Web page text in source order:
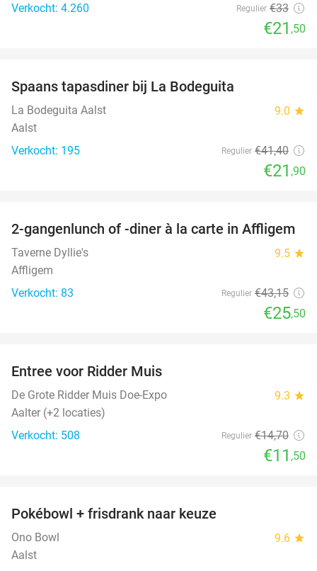
Verkocht: 4.260
Regulier €33
€21 ,50
Spaans tapasdiner bij La Bodeguita
La Bodeguita Aalst 9.0 star
Aalst
Verkocht: 195
Regulier €41,40
€21 ,90
41%
2-gangenlunch of -diner à la carte in Affligem
Taverne Dyllie's 9.5 star
Affligem
Verkocht: 83
Regulier €43,15
€25,50
Entree voor Ridder Muis
De Grote Ridder Muis Doe-Expo 9.3 star
Aalter (+2 locaties)
Verkocht: 508
Regulier €14,70
€11 ,50
Pokébowl + frisdrank naar keuze
Ono Bowl 9.6 star
Aalst